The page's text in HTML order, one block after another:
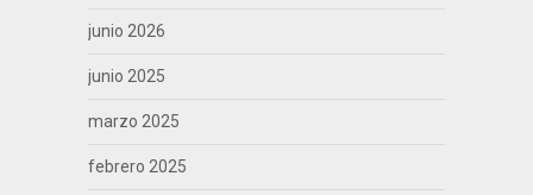
junio 2026
junio 2025
marzo 2025
febrero 2025